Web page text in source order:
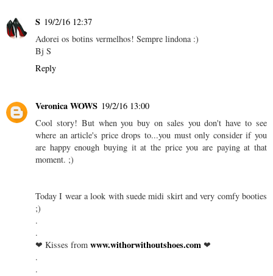
S 19/2/16 12:37
Adorei os botins vermelhos! Sempre lindona :)
Bj S
Reply
Veronica WOWS 19/2/16 13:00
Cool story! But when you buy on sales you don't have to see
where an article's price drops to...you must only consider if you
are happy enough buying it at the price you are paying at that
moment. ;)
Today I wear a look with suede midi skirt and very comfy booties
;)
.
.
❤ Kisses from www.withorwithoutshoes.com ❤
.
.